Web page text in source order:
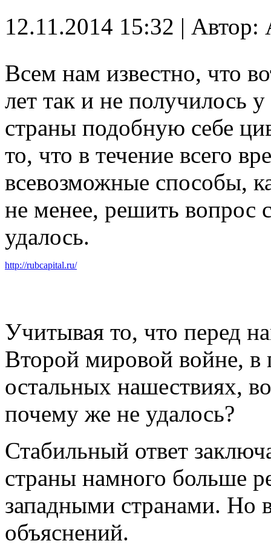
12.11.2014 15:32 | Автор:
Всем нам известно, что
лет так и не получилось
страны подобную себе
то, что в течение всего
всевозможные способы,
не менее, решить вопрос
удалось.
http://rubcapital.ru/
Учитывая то, что перед
Второй мировой войне, в
остальных нашествиях,
почему же не удалось?
Стабильный ответ
страны намного больше
западными странами. Но
объяснений.